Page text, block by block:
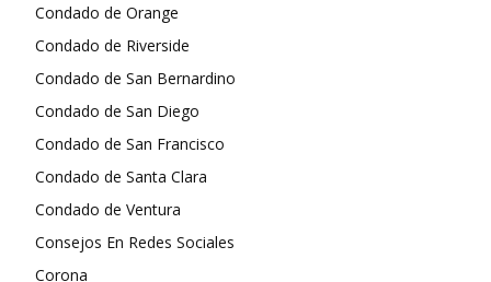
Condado de Orange
Condado de Riverside
Condado de San Bernardino
Condado de San Diego
Condado de San Francisco
Condado de Santa Clara
Condado de Ventura
Consejos En Redes Sociales
Corona